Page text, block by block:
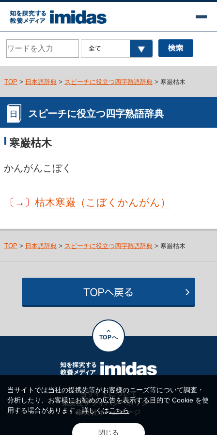
TOP > 日本語辞典> スピーチに役立つ四字熟語辞典> 寒巌枯木
スピーチに役立つ四字熟語辞典
寒巌枯木
かんがんこぼく
〔→〕 枯木寒巌（こぼくかんがん）
TOP > 日本語辞典> スピーチに役立つ四字熟語辞典> 寒巌枯木
TOPへ
当サイトについて
集英社プライバシーポリシー
集英社ホームページ
当サイトでは当社の提携先等がお客様のニーズ等について調査・
分析したり、お客様にお勧めの広告を表示する目的で Cookie を使
用する場合があります。詳しくはこちら
閉じる